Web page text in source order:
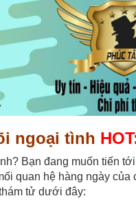
ngoại tình HOT
Bạn đang muốn tiến
quan hệ hàng ngày
tử dưới đây: